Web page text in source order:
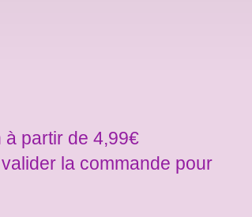
partir de 4,99€
la commande pour